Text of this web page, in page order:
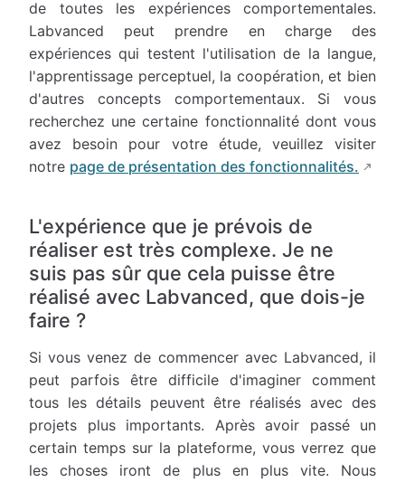
de toutes les expériences comportementales.
Labvanced peut prendre en charge des
expériences qui testent l'utilisation de la langue,
l'apprentissage perceptuel, la coopération, et bien
d'autres concepts comportementaux. Si vous
recherchez une certaine fonctionnalité dont vous
avez besoin pour votre étude, veuillez visiter
notre page de présentation des fonctionnalités.
L'expérience que je prévois de
réaliser est très complexe. Je ne
suis pas sûr que cela puisse être
réalisé avec Labvanced, que dois-je
faire ?
Si vous venez de commencer avec Labvanced, il
peut parfois être difficile d'imaginer comment
tous les détails peuvent être réalisés avec des
projets plus importants. Après avoir passé un
certain temps sur la plateforme, vous verrez que
les choses iront de plus en plus vite. Nous